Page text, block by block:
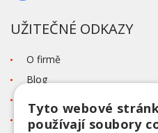
UŽITEČNÉ ODKAZY
O firmě
Blog
Tabulka velikostí
Tyto webové
používají soubory